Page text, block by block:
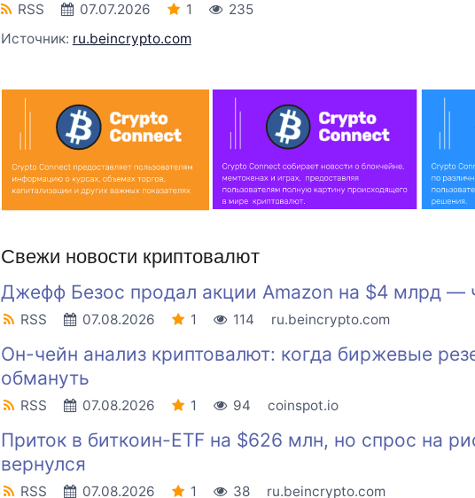
RSS 07.07.2026 1
235
Источник: ru.beincrypto.com
Свежи новости криптовалют
Джефф Безос продал акции Amazon на $4 млрд —
RSS 07.08.2026 1 114 ru.beincrypto.com
Он-чейн анализ криптовалют: когда биржевые
обмануть
RSS 07.08.2026 1 94 coinspot.io
Приток в биткоин-ETF на $626 млн, но спрос на
вернулся
RSS 07.08.2026 1 38 ru.beincrypto.com